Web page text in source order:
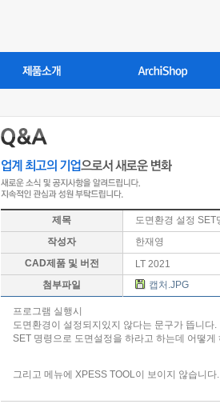
제목
도면환경 설정 SET
작성자
한재영
CAD제품 및 버전
LT 2021
첨부파일
캡처.JPG
프로그램 실행시
도면환경이 설정되지있지 않다는 문구가 뜹니다.
SET 명령으로 도면설정을 하라고 하는데 어떻게
그리고 메뉴에 XPESS TOOL이 보이지 않습니다.